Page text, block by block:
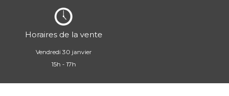
Horaires de la vente
Vendredi 30 janvier
15h - 17h